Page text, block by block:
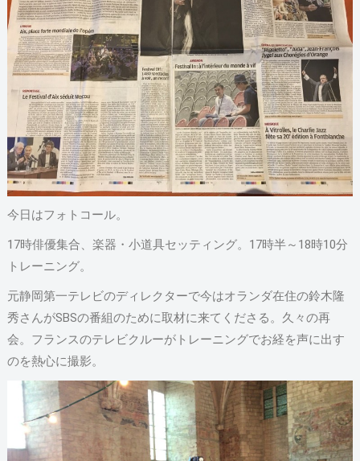
今日はフォトコール。
17時俳優集合、楽器・小道具セッティング。17時半～18時10分
トレーニング。
元静岡第一テレビのディレクターで今はオランダ在住の鈴木隆
秀さんがSBSの番組のために取材に来てくださる。久々の再
会。フランスのテレビクルーがトレーニングでお経を声に出す
のを熱心に撮影。